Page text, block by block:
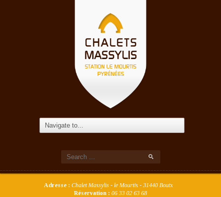
Adresse : Chalet Massylis - le Mourtis - 31440 Boutx
Réservation : 06 33 02 63 68